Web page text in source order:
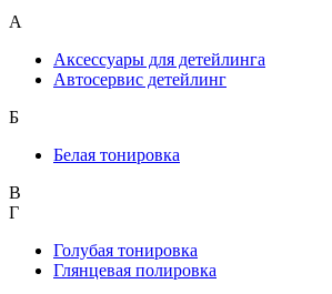
А
Аксессуары для детейлинга
Автосервис детейлинг
Б
Белая тонировка
В
Г
Голубая тонировка
Глянцевая полировка